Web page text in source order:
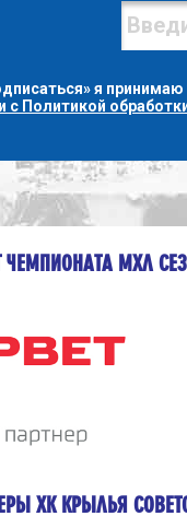
я принимаю
с Политикой
ЧЕМПИОНАТА МХЛ
ХК КРЫЛЬЯ